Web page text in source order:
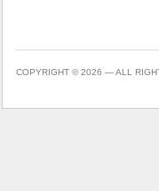
COPYRIGHT © 2026 — ALL